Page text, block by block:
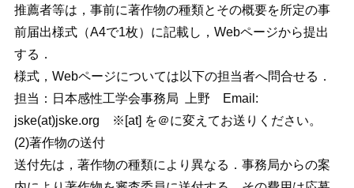
推薦者等は，事前に著作物の種類とその概要を所定の事
前届出様式（A4で1枚）に記載し，Webページから提出
する．
様式，Webページについては以下の担当者へ問合せる．
担当：日本感性工学会事務局 上野 Email:
jske(at)jske.org ※[at] を＠に変えてお送りください。
(2)著作物の送付
送付先は，著作物の種類により異なる．事務局からの案